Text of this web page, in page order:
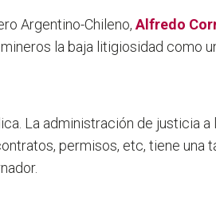
Argentino-Chileno,Alfredo
la baja litigiosidad como
La administración de justicia a
permisos, etc, tiene una